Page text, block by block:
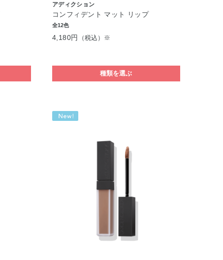
アディクション
コンフィデント マット リップ
全12色
4,180円 （税込）※
種類を選ぶ